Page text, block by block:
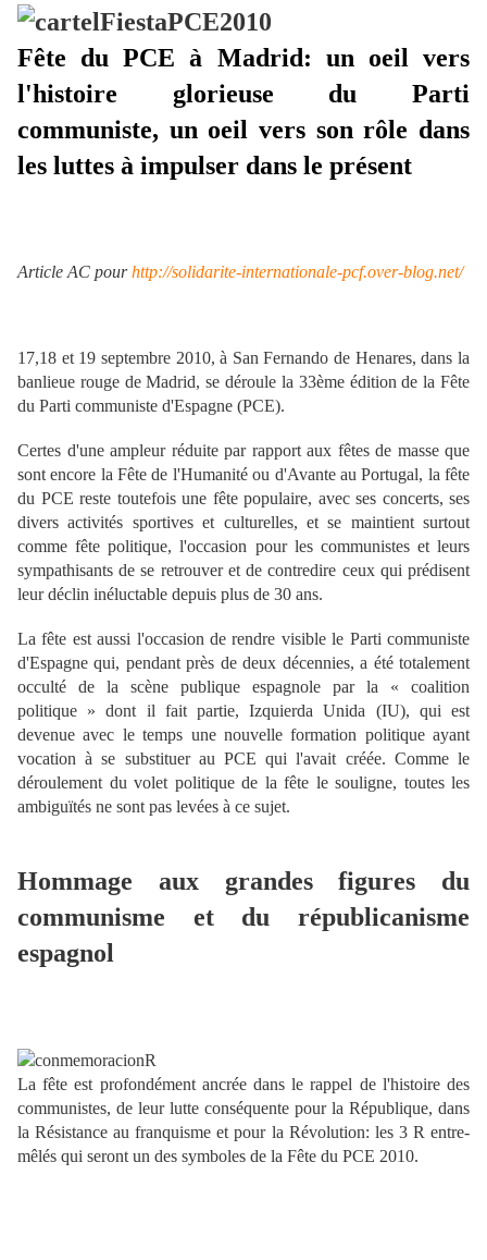
Fête du PCE à Madrid: un oeil vers
l'histoire glorieuse du Parti
communiste, un oeil vers son rôle dans
les luttes à impulser dans le présent
Article AC pourhttp://solidarite-internationale-pcf.over-blog.net/
17,18 et 19 septembre 2010, à San Fernando de Henares, dans la
banlieue rouge de Madrid, se déroule la 33ème édition de la Fête
du Parti communiste d'Espagne (PCE).
Certes d'une ampleur réduite par rapport aux fêtes de masse que
sont encore la Fête de l'Humanité ou d'Avante au Portugal, la fête
du PCE reste toutefois une fête populaire, avec ses concerts, ses
divers activités sportives et culturelles, et se maintient surtout
comme fête politique, l'occasion pour les communistes et leurs
sympathisants de se retrouver et de contredire ceux qui prédisent
leur déclin inéluctable depuis plus de 30 ans.
La fête est aussi l'occasion de rendre visible le Parti communiste
d'Espagne qui, pendant près de deux décennies, a été totalement
occulté de la scène publique espagnole par la « coalition
politique » dont il fait partie, Izquierda Unida (IU), qui est
devenue avec le temps une nouvelle formation politique ayant
vocation à se substituer au PCE qui l'avait créée. Comme le
déroulement du volet politique de la fête le souligne, toutes les
ambiguïtés ne sont pas levées à ce sujet.
Hommage aux grandes figures du
communisme et du républicanisme
espagnol
La fête est profondément ancrée dans le rappel de l'histoire des
communistes, de leur lutte conséquente pour la République, dans
la Résistance au franquisme et pour la Révolution: les 3 R entre-
mêlés qui seront un des symboles de la Fête du PCE 2010.